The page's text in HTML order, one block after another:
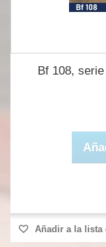
Bf 108,
Añadir a la lista